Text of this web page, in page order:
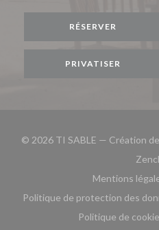
RÉSERVER
PRIVATISER
© 2026 TI SABLE — Création
Mentions
Politique de protection des
Politique de